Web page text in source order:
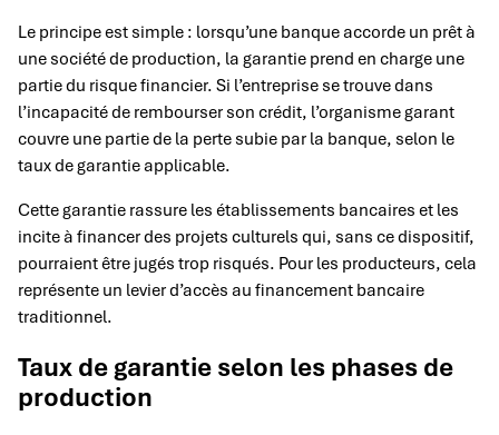
Le principe est simple : lorsqu’une banque accorde un prêt à
une société de production, la garantie prend en charge une
partie du risque financier. Si l’entreprise se trouve dans
l’incapacité de rembourser son crédit, l’organisme garant
couvre une partie de la perte subie par la banque, selon le
taux de garantie applicable.
Cette garantie rassure les établissements bancaires et les
incite à financer des projets culturels qui, sans ce dispositif,
pourraient être jugés trop risqués. Pour les producteurs, cela
représente un levier d’accès au financement bancaire
traditionnel.
Taux de garantie selon les phases de
production